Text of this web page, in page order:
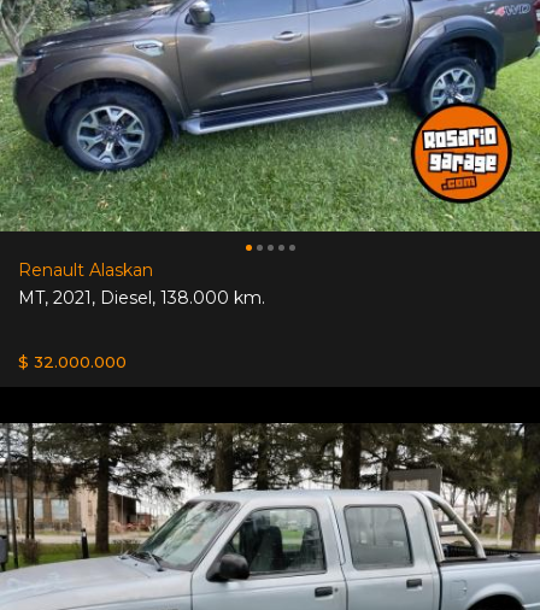
Renault Alaskan
MT, 2021, Diesel, 138.000 km.
$ 32.000.000